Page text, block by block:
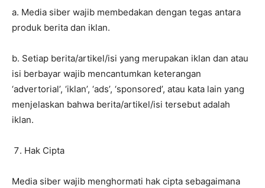
a. Media siber wajib membedakan dengan tegas antara
produk berita dan iklan.
b. Setiap berita/artikel/isi yang merupakan iklan dan atau
isi berbayar wajib mencantumkan keterangan
‘advertorial’, ‘iklan’, ‘ads’, ‘sponsored’, atau kata lain yang
menjelaskan bahwa berita/artikel/isi tersebut adalah
iklan.
Hak Cipta
Media siber wajib menghormati hak cipta sebagaimana